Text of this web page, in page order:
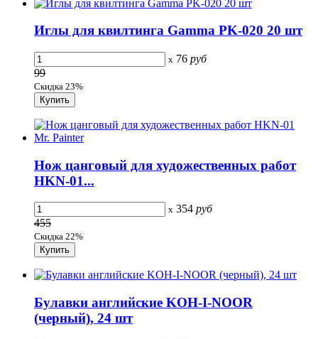
Иглы для квилтинга Gamma PK-020 20 шт
x 76 руб
99
Скидка 23%
Нож цанговый для художественных работ
HKN-01...
x 354 руб
455
Скидка 22%
Булавки английские KOH-I-NOOR
(черный), 24 шт